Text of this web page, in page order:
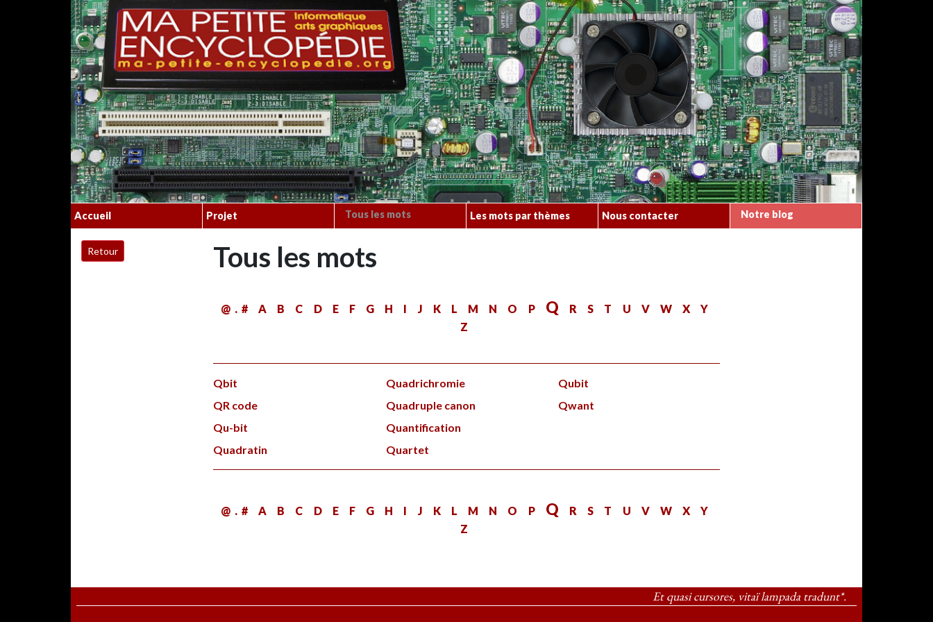
Accueil Projet Tous les mots Les mots par thèmes Nous contacter Notre blog
Tous les mots
@ . # A B C D E F G H I J K L M N O P Q RS T U V WXY
Z
Qbit
QR code
Qu-bit
Quadratin
Quadrichromie
Quadruple canon
Quantification
Quartet
Qubit
Qwant
@ . # A B C D E F G H I J K L M N O P Q RS T U V WXY
Z
Et quasi cursores, vitaï lampada tradunt*.